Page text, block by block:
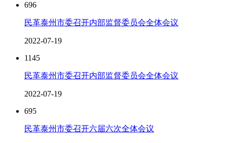
696
民革泰州市委召开内部监督委员会全体会议
2022-07-19
1145
民革泰州市委召开内部监督委员会全体会议
2022-07-19
695
民革泰州市委召开六届六次全体会议